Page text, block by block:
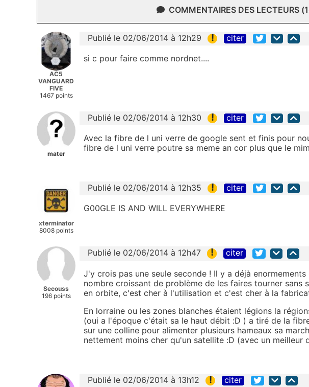
COMMENTAIRES DES LECTEURS
AC5
VANGUARD
FIVE
1467 points
Publié le 02/06/2014 à 12h29 ! citer
si c pour faire comme nordnet....
mater
Publié le 02/06/2014 à 12h30 ! citer
Avec la fibre de l uni verre de google sent et finis pour
fibre de l uni verre poutre sa meme an cor plus que le
xterminator
8008 points
Publié le 02/06/2014 à 12h35 ! citer
G00GLE IS AND WILL EVERYWHERE
Secouss
196 points
Publié le 02/06/2014 à 12h47 ! citer
J'y crois pas une seule seconde ! Il y a déjà
nombre croissant de problème de les faires tourner sans
en orbite, c'est cher à l'utilisation et c'est cher à la
En lorraine ou les zones blanches étaient légions la
(oui a l'époque c'était sa le haut débit :D ) a tiré de la
sur une colline pour alimenter plusieurs hameaux sa
nettement moins cher qu'un satellite :D (avec un meilleur
Publié le 02/06/2014 à 13h12 ! citer